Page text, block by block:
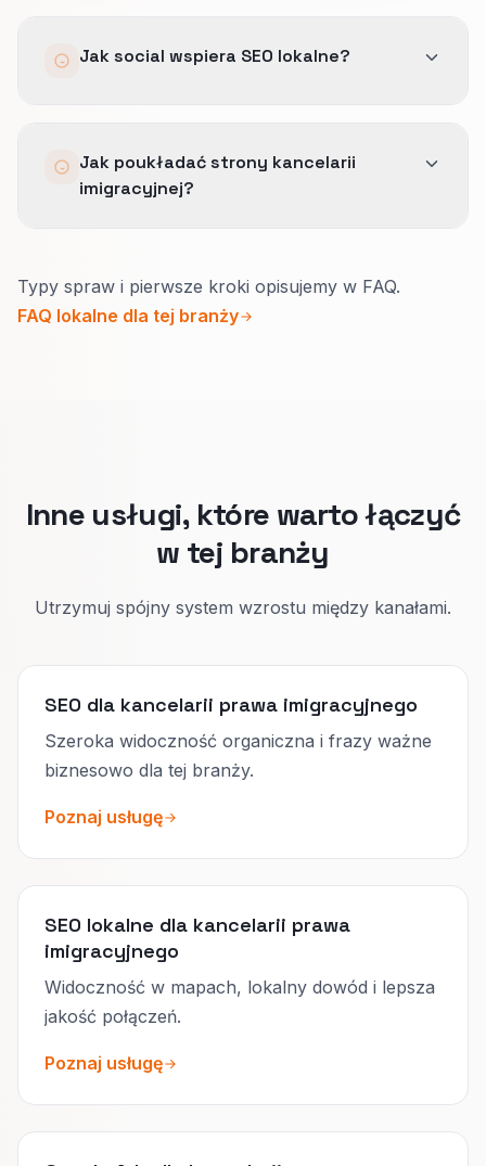
spraw.
powtarzamy bezpieczne zastrzeżenia i unikamy
Jak social wspiera SEO lokalne?
sygnały zaufania, takie jak uprawnienia
zawodowe, obsługa językowa i zaufanie do
Jak poukładać strony kancelarii
imigracyjnej?
rodzina, azyl, biznes.
Pod spodem FAQ i kroki kontaktu dopasowane
Typy spraw i pierwsze kroki opisujemy w FAQ.
FAQ lokalne dla tej branży
Inne usługi, które warto łączyć
w tej branży
Utrzymuj spójny system wzrostu między kanałami.
SEO dla kancelarii prawa imigracyjnego
Szeroka widoczność organiczna i frazy ważne
biznesowo dla tej branży.
Poznaj usługę
SEO lokalne dla kancelarii prawa
imigracyjnego
Widoczność w mapach, lokalny dowód i lepsza
jakość połączeń.
Poznaj usługę